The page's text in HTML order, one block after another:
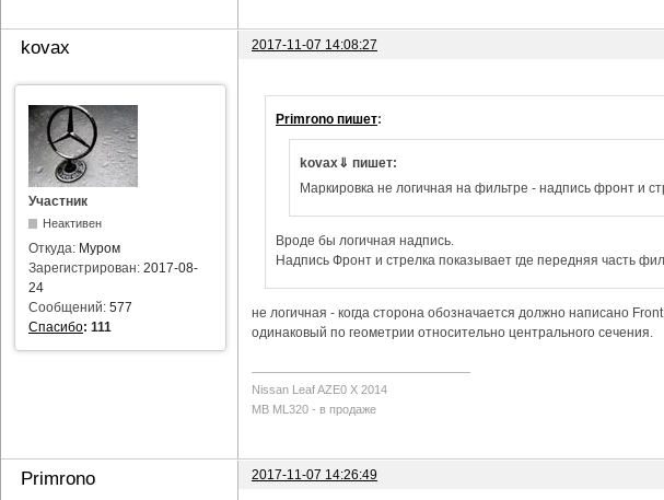
kovax 2017-11-07 14:08:27
Участник
Неактивен
Откуда: Муром
Зарегистрирован: 2017-08-
24
Сообщений: 577
Спасибо: 111
Primrono пишет:
kovax⇓ пишет:
Маркировка не логичная на фильтре - надпись фронт и
Вроде бы логичная надпись.
Надпись Фронт и стрелка показывает где передняя часть
не логичная - когда сторона обозначается должно написано
одинаковый по геометрии относительно центрального сечения.
Nissan Leaf AZE0 X 2014
MB ML320 - в продаже
Primrono 2017-11-07 14:26:49